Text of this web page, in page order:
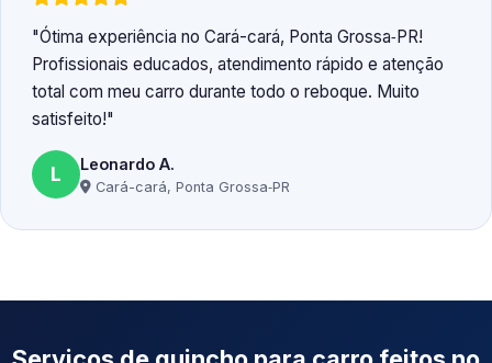
Ótima experiência no Cará-cará, Ponta Grossa‑PR!
Profissionais educados, atendimento rápido e atenção
total com meu carro durante todo o reboque. Muito
satisfeito!
L Leonardo A.
Cará-cará, Ponta Grossa‑PR